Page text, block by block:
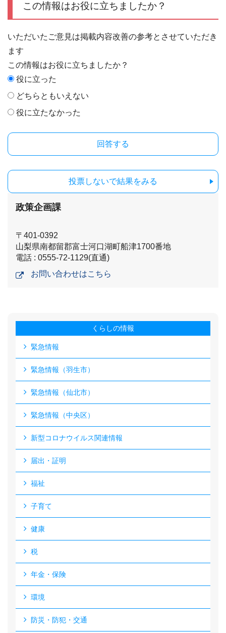
この情報はお役に立ちましたか？
いただいたご意見は掲載内容改善の参考とさせていただき
ます
この情報はお役に立ちましたか？
役に立った
どちらともいえない
役に立たなかった
投票しないで結果をみる
政策企画課
〒401-0392
山梨県南都留郡富士河口湖町船津1700番地
電話 : 0555-72-1129(直通)
お問い合わせはこちら
くらしの情報
緊急情報
緊急情報（羽生市）
緊急情報（仙北市）
緊急情報（中央区）
新型コロナウイルス関連情報
届出・証明
福祉
子育て
健康
税
年金・保険
環境
防災・防犯・交通